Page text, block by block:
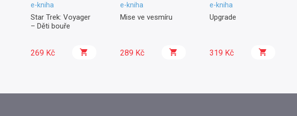
e-kniha
Star Trek: Voyager
– Děti bouře
269 Kč
e-kniha
Mise ve vesmíru
289 Kč
e-kniha
Upgrade
319 Kč